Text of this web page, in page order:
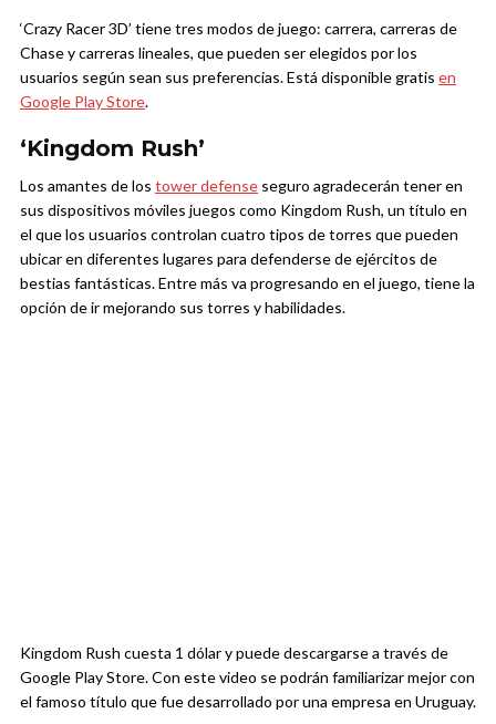
‘Crazy Racer 3D’ tiene tres modos de juego: carrera, carreras de
Chase y carreras lineales, que pueden ser elegidos por los
usuarios según sean sus preferencias. Está disponible gratis en
Google Play Store.
‘Kingdom Rush’
Los amantes de los tower defense seguro agradecerán tener en
sus dispositivos móviles juegos como Kingdom Rush, un título en
el que los usuarios controlan cuatro tipos de torres que pueden
ubicar en diferentes lugares para defenderse de ejércitos de
bestias fantásticas. Entre más va progresando en el juego, tiene la
opción de ir mejorando sus torres y habilidades.
Kingdom Rush cuesta 1 dólar y puede descargarse a través de
Google Play Store. Con este video se podrán familiarizar mejor con
el famoso título que fue desarrollado por una empresa en Uruguay.